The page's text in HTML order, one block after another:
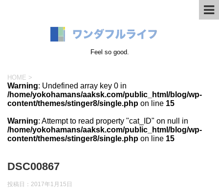
Feel so good.
HOME >
Warning: Undefined array key 0 in
/home/yokohamans/aaksk.com/public_html/blog/wp-
content/themes/stinger8/single.php on line 15
Warning: Attempt to read property "cat_ID" on null in
/home/yokohamans/aaksk.com/public_html/blog/wp-
content/themes/stinger8/single.php on line 15
DSC00867
投稿日： 2017年1月15日